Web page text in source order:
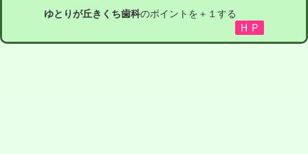
ゆとりが丘きくち歯科のポイントを＋１する